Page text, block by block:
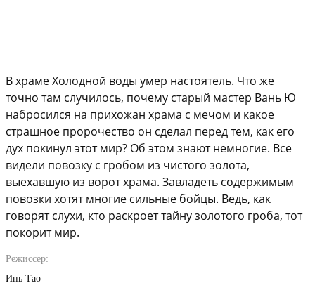
В храме Холодной воды умер настоятель. Что же
точно там случилось, почему старый мастер Вань Ю
набросился на прихожан храма с мечом и какое
страшное пророчество он сделал перед тем, как его
дух покинул этот мир? Об этом знают немногие. Все
видели повозку с гробом из чистого золота,
выехавшую из ворот храма. Завладеть содержимым
повозки хотят многие сильные бойцы. Ведь, как
говорят слухи, кто раскроет тайну золотого гроба, тот
покорит мир.
Режиссер:
Инь Тао